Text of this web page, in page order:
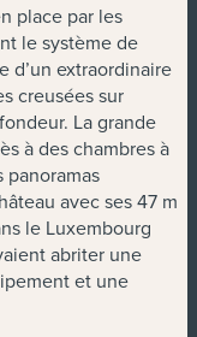
place par les
le système de
d’un extraordinaire
creusées sur
La grande
à des chambres à
avec ses 47 m
le Luxembourg
abriter une
et une